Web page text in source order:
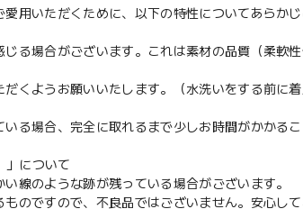
用いただくために、以下の特性についてあらかじ
じる場合がございます。これは素材の品質（柔軟
だくようお願いいたします。（水洗いをする前に
いる場合、完全に取れるまで少しお時間がかかる
」について
線のような跡が残っている場合がございます。
のですので、不良品ではございません。安心して